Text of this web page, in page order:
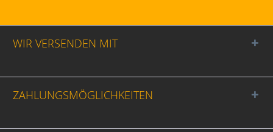
WIR VERSENDEN MIT
ZAHLUNGSMÖGLICHKEITEN